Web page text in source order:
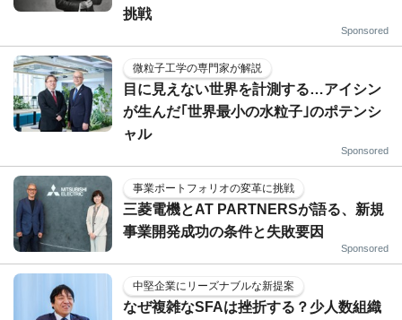
挑戦
Sponsored
微粒子工学の専門家が解説
目に見えない世界を計測する…アイシン
が生んだ｢世界最小の水粒子｣のポテンシ
ャル
Sponsored
事業ポートフォリオの変革に挑戦
三菱電機とAT PARTNERSが語る、新規
事業開発成功の条件と失敗要因
Sponsored
中堅企業にリーズナブルな新提案
なぜ複雑なSFAは挫折する？少人数組織